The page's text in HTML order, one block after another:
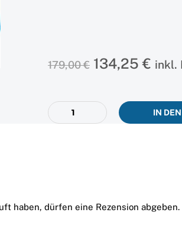
179,00€
Preis
179,00 €
134,25€ inkl.
Banker
(Ticket
Menge
IN
haben, dürfen eine Rezension abgeben.